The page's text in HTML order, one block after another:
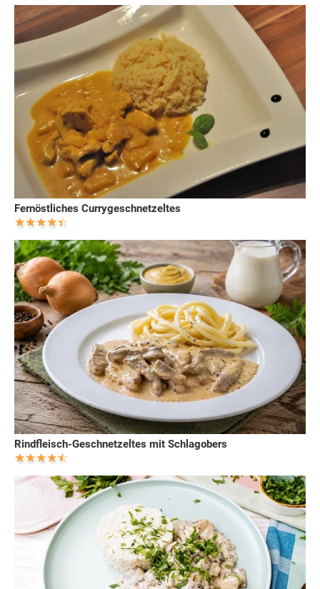
Fernöstliches Currygeschnetzeltes
Rindfleisch-Geschnetzeltes mit Schlagobers